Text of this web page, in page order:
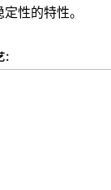
性的特性。